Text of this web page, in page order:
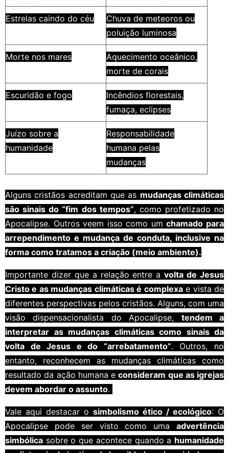
Estrelas caindo do céu
Chuva de meteoros ou
poluição luminosa
Morte nos mares
Aquecimento oceânico,
morte de corais
Escuridão e fogo
Incêndios florestais,
fumaça, eclipses
Juízo sobre a
humanidade
Responsabilidade
humana pelas
mudanças
Alguns cristãos acreditam que as mudanças climáticas
são sinais do “fim dos tempos”, como profetizado no
Apocalipse. Outros veem isso como umchamado para
arrependimento e mudança de conduta, inclusive na
forma como tratamos a criação (meio ambiente).
Importante dizer que a relação entre avolta de Jesus
Cristo e as mudanças climáticas é complexae vista de
diferentes perspectivas pelos cristãos. Alguns, com uma
visão dispensacionalista do Apocalipse, tendem a
interpretar as mudanças climáticas como sinais da
volta de Jesus e do “arrebatamento”. Outros, no
entanto, reconhecem as mudanças climáticas como
resultado da ação humana econsideram que as igrejas
devem abordar o assunto.
Vale aqui destacar o simbolismo ético / ecológico: O
Apocalipse pode ser visto como uma advertência
simbólica sobre o que acontece quando a humanidade